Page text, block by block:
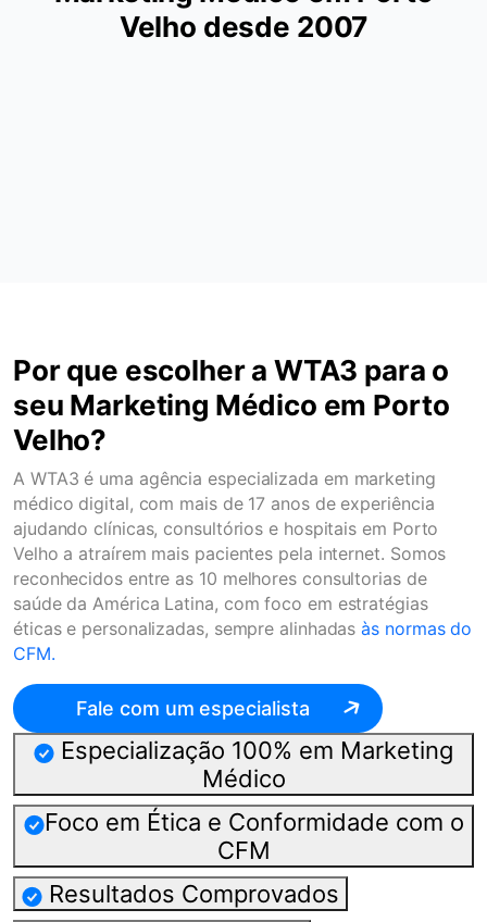
Velho desde 2007
Por que escolher a WTA3 para o
seu Marketing Médico em Porto
Velho?
A WTA3 é uma agência especializada em marketing
médico digital, com mais de 17 anos de experiência
ajudando clínicas, consultórios e hospitais em Porto
Velho a atraírem mais pacientes pela internet. Somos
reconhecidos entre as 10 melhores consultorias de
saúde da América Latina, com foco em estratégias
éticas e personalizadas, sempre alinhadasàs normas do
CFM.
Fale com um especialista
Especialização 100% em Marketing
Médico
Foco em Ética e Conformidade com o
CFM
Resultados Comprovados